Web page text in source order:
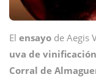
El ensayo de Aegis
uva de vinificación
Corral de